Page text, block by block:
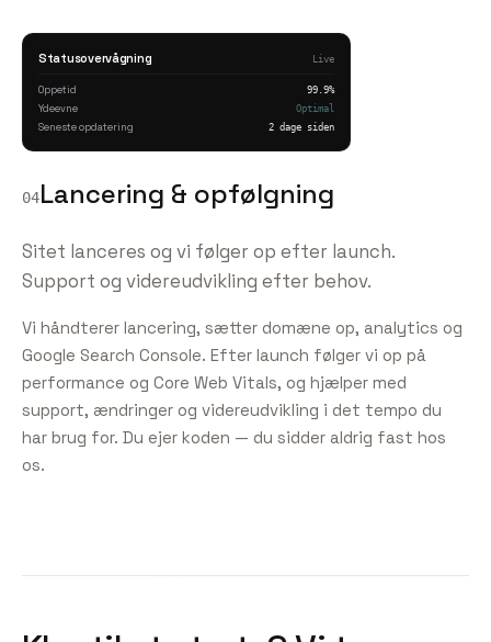
Statusovervågning Live
Oppetid 99.9%
Ydeevne Optimal
Seneste opdatering 2 dage siden
04Lancering & opfølgning
Sitet lanceres og vi følger op efter launch.
Support og videreudvikling efter behov.
Vi håndterer lancering, sætter domæne op, analytics og
Google Search Console. Efter launch følger vi op på
performance og Core Web Vitals, og hjælper med
support, ændringer og videreudvikling i det tempo du
har brug for. Du ejer koden — du sidder aldrig fast hos
os.